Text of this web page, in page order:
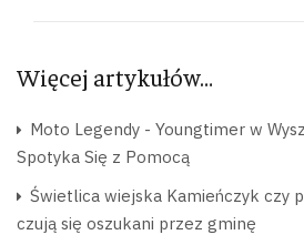
Więcej artykułów…
Moto Legendy - Youngtimer w
Spotyka Się z Pomocą
Świetlica wiejska Kamieńczyk czy
czują się oszukani przez gminę